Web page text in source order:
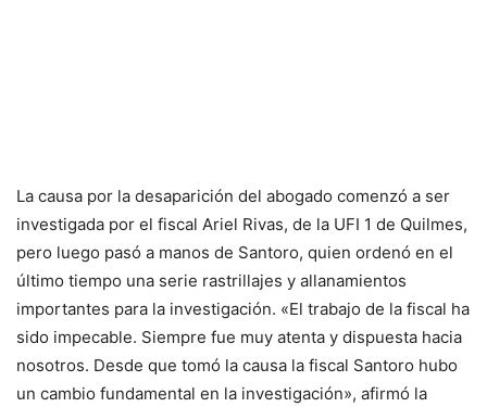
La causa por la desaparición del abogado comenzó a ser
investigada por el fiscal Ariel Rivas, de la UFI 1 de Quilmes,
pero luego pasó a manos de Santoro, quien ordenó en el
último tiempo una serie rastrillajes y allanamientos
importantes para la investigación. «El trabajo de la fiscal ha
sido impecable. Siempre fue muy atenta y dispuesta hacia
nosotros. Desde que tomó la causa la fiscal Santoro hubo
un cambio fundamental en la investigación», afirmó la